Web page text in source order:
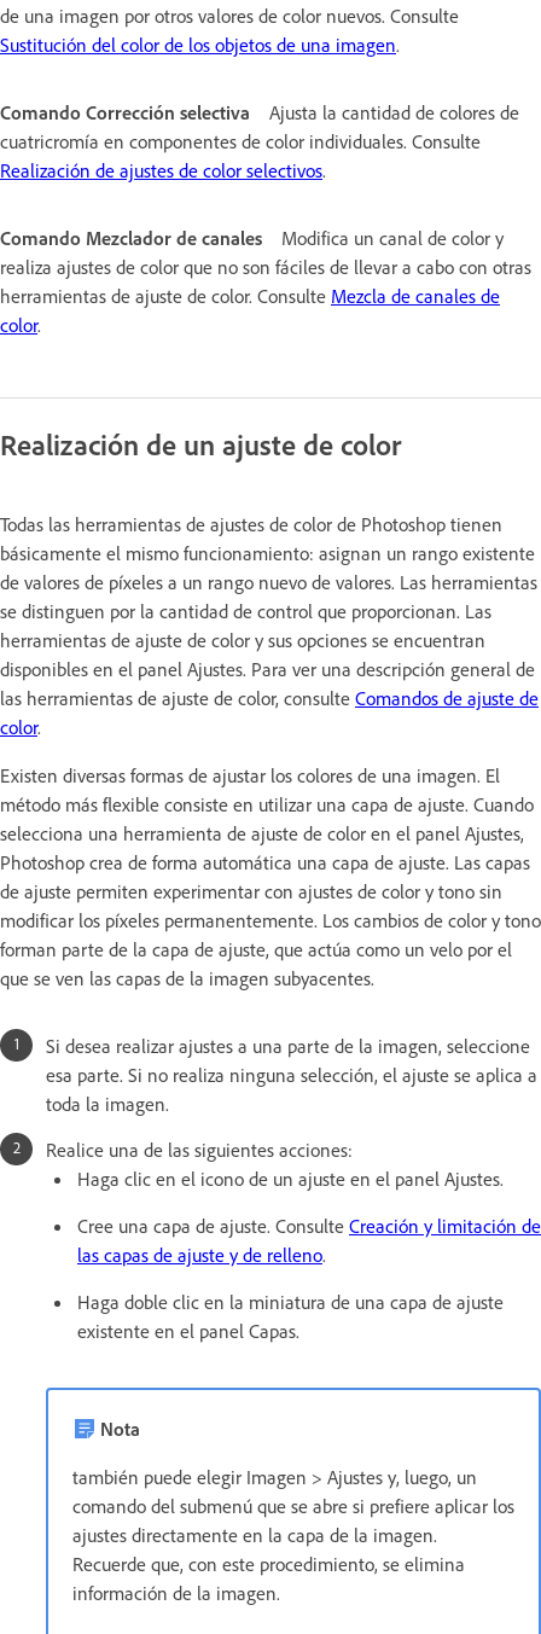
de una imagen por otros valores de color nuevos. Consulte
Sustitución del color de los objetos de una imagen.
Comando Corrección selectiva
Ajusta la cantidad de colores de
cuatricromía en componentes de color individuales. Consulte
Realización de ajustes de color selectivos.
Comando Mezclador de canales
Modifica un canal de color y
realiza ajustes de color que no son fáciles de llevar a cabo con otras
herramientas de ajuste de color. Consulte Mezcla de canales de
color.
Realización de un ajuste de color
Todas las herramientas de ajustes de color de Photoshop tienen
básicamente el mismo funcionamiento: asignan un rango existente
de valores de píxeles a un rango nuevo de valores. Las herramientas
se distinguen por la cantidad de control que proporcionan. Las
herramientas de ajuste de color y sus opciones se encuentran
disponibles en el panel Ajustes. Para ver una descripción general de
las herramientas de ajuste de color, consulte Comandos de ajuste de
color.
Existen diversas formas de ajustar los colores de una imagen. El
método más flexible consiste en utilizar una capa de ajuste. Cuando
selecciona una herramienta de ajuste de color en el panel Ajustes,
Photoshop crea de forma automática una capa de ajuste. Las capas
de ajuste permiten experimentar con ajustes de color y tono sin
modificar los píxeles permanentemente. Los cambios de color y tono
forman parte de la capa de ajuste, que actúa como un velo por el
que se ven las capas de la imagen subyacentes.
Si desea realizar ajustes a una parte de la imagen, seleccione
esa parte. Si no realiza ninguna selección, el ajuste se aplica a
toda la imagen.
Realice una de las siguientes acciones:
Haga clic en el icono de un ajuste en el panel Ajustes.
Cree una capa de ajuste. Consulte Creación y limitación de
las capas de ajuste y de relleno.
Haga doble clic en la miniatura de una capa de ajuste
existente en el panel Capas.
Nota
también puede elegir Imagen > Ajustes y, luego, un
comando del submenú que se abre si prefiere aplicar los
ajustes directamente en la capa de la imagen.
Recuerde que, con este procedimiento, se elimina
información de la imagen.